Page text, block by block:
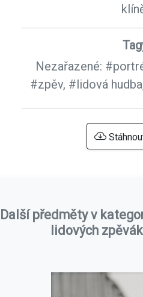
Nezařazené:
#zpěv, #lidová
Další předměty v
lidových